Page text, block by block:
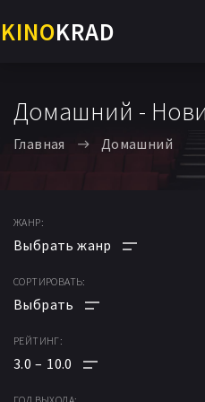
KINOKRAD
Домашний -
Главная Домашний
ЖАНР:
АНИМЕ
ФАНТАСТИКА
МЕЛОДРАМА
СОРТИРОВАТЬ:
ПО РЕЙТИНГУ
РЕЙТИНГ:
3.0 10.0